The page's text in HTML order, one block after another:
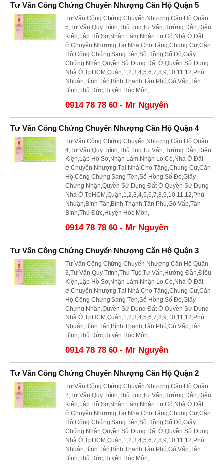
Tư Vấn Công Chứng Chuyển Nhượng Căn Hộ Quận 5
Tư Vấn Công Chứng Chuyển Nhượng Căn Hộ Quận
5,Tư Vấn,Quy Trình,Thủ Tục,Tư Vấn,Hướng Đẫn,Điều
Kiện,Lập Hồ Sơ,Nhận Làm,Nhận Lo,Có,Nhà Ở,Đất
ở,Chuyển Nhượng,Tại Nhà,Cho Tặng,Chung Cư,Căn
Hộ,Công Chứng,Sang Tên,Sổ Hồng,Sổ Đỏ,Giấy
Chứng Nhận,Quyền Sử Dụng Đất Ở,Quyền Sử Dụng
Nhà Ở,TpHCM,Quận,1,2,3,4,5,6,7,8,9,10,11,12,Phú
Nhuận,Bình Tân,Bình Thạnh,Tân Phú,Gò Vấp,Tân
Bình,Thủ Đức,Huyện Hóc Môn,
0914 78 78 60 - Mr Nguyên
Tư Vấn Công Chứng Chuyển Nhượng Căn Hộ Quận 4
Tư Vấn Công Chứng Chuyển Nhượng Căn Hộ Quận
4,Tư Vấn,Quy Trình,Thủ Tục,Tư Vấn,Hướng Đẫn,Điều
Kiện,Lập Hồ Sơ,Nhận Làm,Nhận Lo,Có,Nhà Ở,Đất
ở,Chuyển Nhượng,Tại Nhà,Cho Tặng,Chung Cư,Căn
Hộ,Công Chứng,Sang Tên,Sổ Hồng,Sổ Đỏ,Giấy
Chứng Nhận,Quyền Sử Dụng Đất Ở,Quyền Sử Dụng
Nhà Ở,TpHCM,Quận,1,2,3,4,5,6,7,8,9,10,11,12,Phú
Nhuận,Bình Tân,Bình Thạnh,Tân Phú,Gò Vấp,Tân
Bình,Thủ Đức,Huyện Hóc Môn,
0914 78 78 60 - Mr Nguyên
Tư Vấn Công Chứng Chuyển Nhượng Căn Hộ Quận 3
Tư Vấn Công Chứng Chuyển Nhượng Căn Hộ Quận
3,Tư Vấn,Quy Trình,Thủ Tục,Tư Vấn,Hướng Đẫn,Điều
Kiện,Lập Hồ Sơ,Nhận Làm,Nhận Lo,Có,Nhà Ở,Đất
ở,Chuyển Nhượng,Tại Nhà,Cho Tặng,Chung Cư,Căn
Hộ,Công Chứng,Sang Tên,Sổ Hồng,Sổ Đỏ,Giấy
Chứng Nhận,Quyền Sử Dụng Đất Ở,Quyền Sử Dụng
Nhà Ở,TpHCM,Quận,1,2,3,4,5,6,7,8,9,10,11,12,Phú
Nhuận,Bình Tân,Bình Thạnh,Tân Phú,Gò Vấp,Tân
Bình,Thủ Đức,Huyện Hóc Môn,
0914 78 78 60 - Mr Nguyên
Tư Vấn Công Chứng Chuyển Nhượng Căn Hộ Quận 2
Tư Vấn Công Chứng Chuyển Nhượng Căn Hộ Quận
2,Tư Vấn,Quy Trình,Thủ Tục,Tư Vấn,Hướng Đẫn,Điều
Kiện,Lập Hồ Sơ,Nhận Làm,Nhận Lo,Có,Nhà Ở,Đất
ở,Chuyển Nhượng,Tại Nhà,Cho Tặng,Chung Cư,Căn
Hộ,Công Chứng,Sang Tên,Sổ Hồng,Sổ Đỏ,Giấy
Chứng Nhận,Quyền Sử Dụng Đất Ở,Quyền Sử Dụng
Nhà Ở,TpHCM,Quận,1,2,3,4,5,6,7,8,9,10,11,12,Phú
Nhuận,Bình Tân,Bình Thạnh,Tân Phú,Gò Vấp,Tân
Bình,Thủ Đức,Huyện Hóc Môn,